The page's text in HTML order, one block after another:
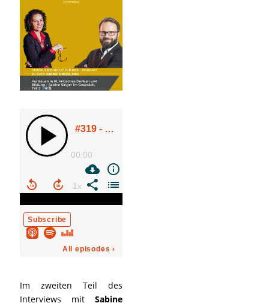
Im zweiten Teil des
Interviews mit Sabine